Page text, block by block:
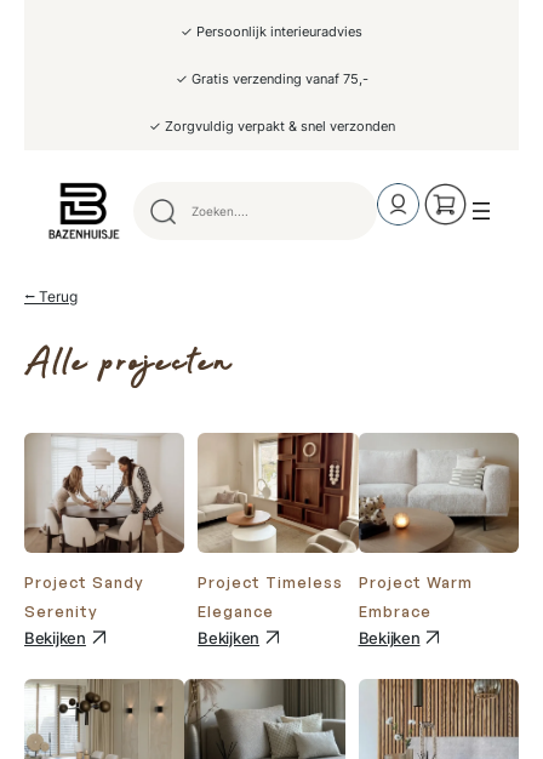
✓ Persoonlijk interieuradvies
✓ Gratis verzending vanaf 75,-
✓ Zorgvuldig verpakt & snel verzonden
⭠ Terug
Alle projecten
Project Sandy
Serenity
Bekijken
Project Timeless
Elegance
Bekijken
Project Warm
Embrace
Bekijken